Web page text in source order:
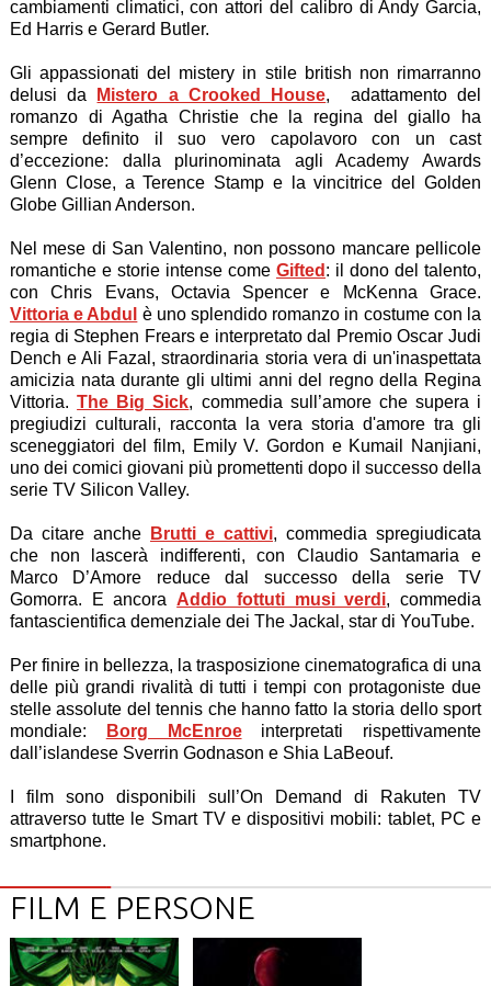
cambiamenti climatici, con attori del calibro di Andy Garcia,
Ed Harris e Gerard Butler.
Gli appassionati del mistery in stile british non rimarranno
delusi da
Mistero a Crooked House, adattamento del
romanzo di Agatha Christie che la regina del giallo ha
sempre definito il suo vero capolavoro con un cast
d’eccezione: dalla plurinominata agli Academy Awards
Glenn Close, a Terence Stamp e la vincitrice del Golden
Globe Gillian Anderson.
Nel mese di San Valentino, non possono mancare pellicole
romantiche e storie intense come Gifted : il dono del talento,
con Chris Evans, Octavia Spencer e McKenna Grace.
Vittoria e Abdul è uno splendido romanzo in costume con la
regia di Stephen Frears e interpretato dal Premio Oscar Judi
Dench e Ali Fazal, straordinaria storia vera di un'inaspettata
amicizia nata durante gli ultimi anni del regno della Regina
Vittoria.The Big Sick, commedia sull’amore che supera i
pregiudizi culturali, racconta la vera storia d'amore tra gli
sceneggiatori del film, Emily V. Gordon e Kumail Nanjiani,
uno dei comici giovani più promettenti dopo il successo della
serie TV Silicon Valley.
Da citare anche Brutti e cattivi, commedia spregiudicata
che non lascerà indifferenti, con Claudio Santamaria e
Marco D’Amore reduce dal successo della serie TV
Gomorra. E ancora Addio fottuti musi verdi, commedia
fantascientifica demenziale dei The Jackal, star di YouTube.
Per finire in bellezza, la trasposizione cinematografica di una
delle più grandi rivalità di tutti i tempi con protagoniste due
stelle assolute del tennis che hanno fatto la storia dello sport
mondiale:
Borg McEnroeinterpretati rispettivamente
dall’islandese Sverrin Godnason e Shia LaBeouf.
I film sono disponibili sull’On Demand di Rakuten TV
attraverso tutte le Smart TV e dispositivi mobili: tablet, PC e
smartphone.
FILM E PERSONE